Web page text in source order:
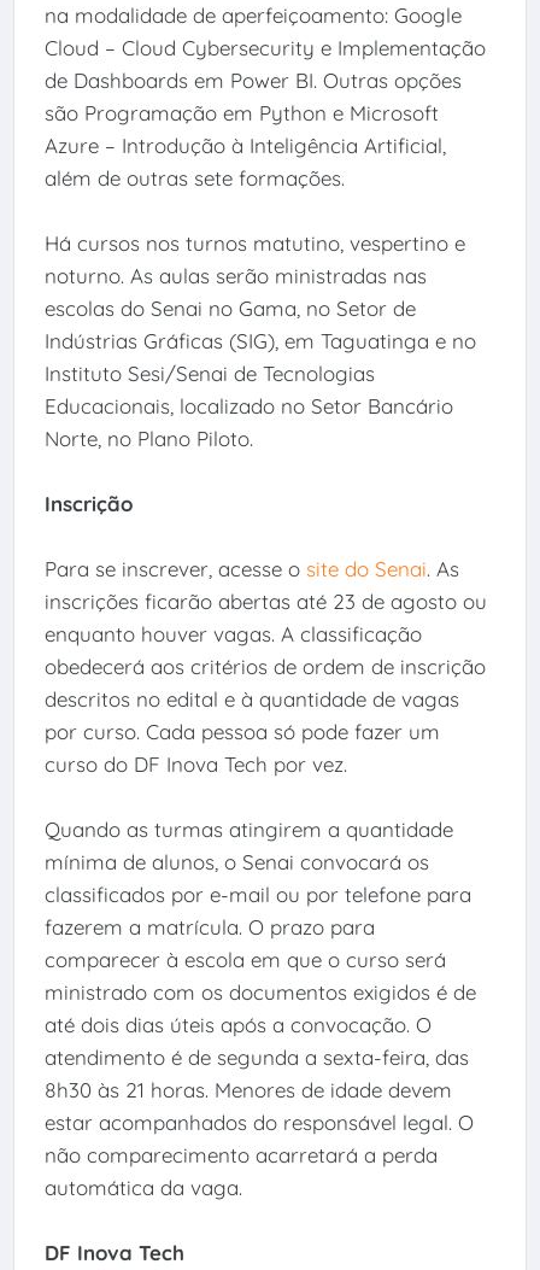
na modalidade de aperfeiçoamento: Google
Cloud – Cloud Cybersecurity e Implementação
de Dashboards em Power BI. Outras opções
são Programação em Python e Microsoft
Azure – Introdução à Inteligência Artificial,
além de outras sete formações.
Há cursos nos turnos matutino, vespertino e
noturno. As aulas serão ministradas nas
escolas do Senai no Gama, no Setor de
Indústrias Gráficas (SIG), em Taguatinga e no
Instituto Sesi/Senai de Tecnologias
Educacionais, localizado no Setor Bancário
Norte, no Plano Piloto.
Inscrição
Para se inscrever, acesse o site do Senai. As
inscrições ficarão abertas até 23 de agosto ou
enquanto houver vagas. A classificação
obedecerá aos critérios de ordem de inscrição
descritos no edital e à quantidade de vagas
por curso. Cada pessoa só pode fazer um
curso do DF Inova Tech por vez.
Quando as turmas atingirem a quantidade
mínima de alunos, o Senai convocará os
classificados por e-mail ou por telefone para
fazerem a matrícula. O prazo para
comparecer à escola em que o curso será
ministrado com os documentos exigidos é de
até dois dias úteis após a convocação. O
atendimento é de segunda a sexta-feira, das
8h30 às 21 horas. Menores de idade devem
estar acompanhados do responsável legal. O
não comparecimento acarretará a perda
automática da vaga.
DF Inova Tech